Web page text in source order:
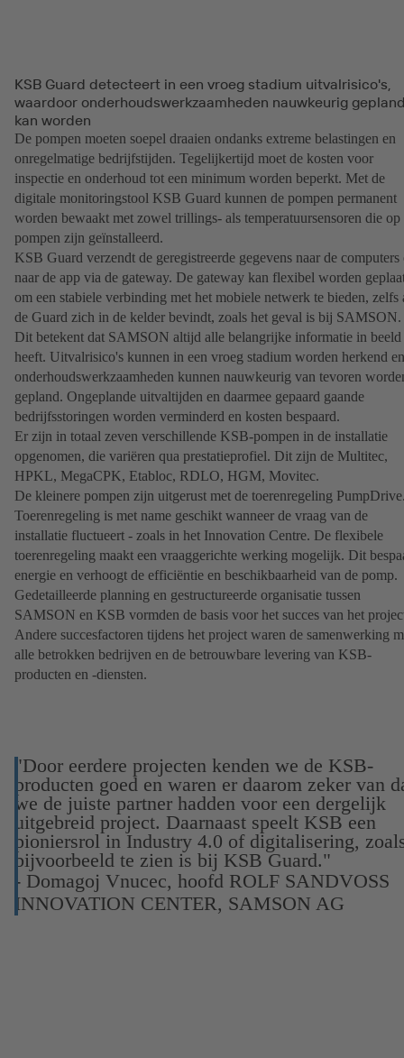
KSB Guard detecteert in een vroeg stadium uitvalrisico's,
waardoor onderhoudswerkzaamheden nauwkeurig
kan worden
De pompen moeten soepel draaien ondanks extreme belastingen en
onregelmatige bedrijfstijden. Tegelijkertijd moet de kosten voor
inspectie en onderhoud tot een minimum worden beperkt. Met de
digitale monitoringstool KSB Guard kunnen de pompen permanent
worden bewaakt met zowel trillings- als temperatuursensoren die op
pompen zijn geïnstalleerd.
KSB Guard verzendt de geregistreerde gegevens naar de computers
naar de app via de gateway. De gateway kan flexibel worden
om een stabiele verbinding met het mobiele netwerk te bieden, zelfs
de Guard zich in de kelder bevindt, zoals het geval is bij SAMSON.
Dit betekent dat SAMSON altijd alle belangrijke informatie in beeld
heeft. Uitvalrisico's kunnen in een vroeg stadium worden herkend en
onderhoudswerkzaamheden kunnen nauwkeurig van tevoren
gepland. Ongeplande uitvaltijden en daarmee gepaard gaande
bedrijfsstoringen worden verminderd en kosten bespaard.
Er zijn in totaal zeven verschillende KSB-pompen in de installatie
opgenomen, die variëren qua prestatieprofiel. Dit zijn de Multitec,
HPKL, MegaCPK, Etabloc, RDLO, HGM, Movitec.
De kleinere pompen zijn uitgerust met de toerenregeling
Toerenregeling is met name geschikt wanneer de vraag van de
installatie fluctueert - zoals in het Innovation Centre. De flexibele
toerenregeling maakt een vraaggerichte werking mogelijk. Dit
energie en verhoogt de efficiëntie en beschikbaarheid van de pomp.
Gedetailleerde planning en gestructureerde organisatie tussen
SAMSON en KSB vormden de basis voor het succes van het
Andere succesfactoren tijdens het project waren de samenwerking
alle betrokken bedrijven en de betrouwbare levering van KSB-
producten en -diensten.
"Door eerdere projecten kenden we de KSB-
producten goed en waren er daarom zeker van
we de juiste partner hadden voor een dergelijk
uitgebreid project. Daarnaast speelt KSB een
pioniersrol in Industry 4.0 of digitalisering,
bijvoorbeeld te zien is bij KSB Guard."
- Domagoj Vnucec, hoofd ROLF SANDVOSS
INNOVATION CENTER, SAMSON AG